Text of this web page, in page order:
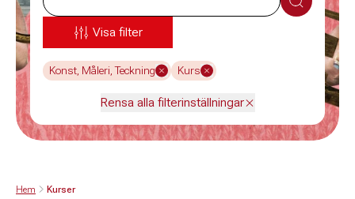
Sök
Visa filter
Konst, Måleri, Teckning Kurs
Rensa alla filterinställningar
Hem Kurser